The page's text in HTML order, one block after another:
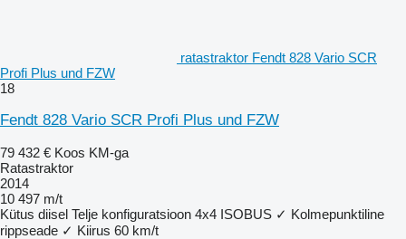
ratastraktor Fendt 828 Vario SCR
Profi Plus und FZW
18
Fendt 828 Vario SCR Profi Plus und FZW
79 432 € Koos KM-ga
Ratastraktor
2014
10 497 m/t
Kütus diisel Telje konfiguratsioon 4x4 ISOBUS ✓ Kolmepunktiline
rippseade ✓ Kiirus 60 km/t